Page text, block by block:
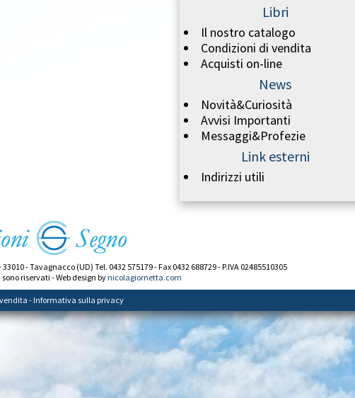
Libri
Il nostro catalogo
Condizioni di vendita
Acquisti on-line
News
Novità&Curiosità
Avvisi Importanti
Messaggi&Profezie
Link esterni
Indirizzi utili
- Tavagnacco (UD) Tel. 0432 575179 - Fax 0432 688729 - P.IVA 02485510305
riservati - Web design bynicolagiornetta.com
- Informativa sulla privacy